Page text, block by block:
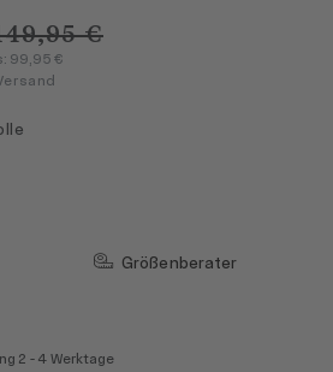
€
99,95 €
Größenberater
2 - 4 Werktage